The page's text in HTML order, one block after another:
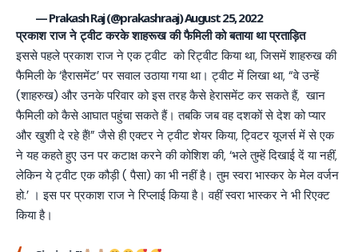
— Prakash Raj (@prakashraaj)August 25, 2022
प्रकाश राज ने ट्वीट करके शाहरूख की फैमिली को बताया था प्रताड़ित
इससे पहले प्रकाश राज ने एक ट्वीट को रिट्वीट किया था, जिसमें शाहरुख की
फैमिली के ‘हैरासमेंट’ पर सवाल उठाया गया था। ट्वीट में लिखा था, “वे उन्हें
(शाहरुख) और उनके परिवार को इस तरह कैसे हेरासमेंट कर सकते हैं, खान
फैमिली को कैसे आघात पहुंचा सकते हैं। तबकि जब वह दशकों से देश को प्यार
और खुशी दे रहे हैं!” जैसे ही एक्टर ने ट्वीट शेयर किया, ट्विटर यूजर्स में से एक
ने यह कहते हुए उन पर कटाक्ष करने की कोशिश की, ‘भले तुम्हें दिखाई दें या नहीं,
लेकिन ये ट्वीट एक कौड़ी ( पैसा) का भी नहीं है। तुम स्वरा भास्कर के मेल वर्जन
हो.’ । इस पर प्रकाश राज ने रिप्लाई किया है। वहीं स्वरा भास्कर ने भी रिएक्ट
किया है।